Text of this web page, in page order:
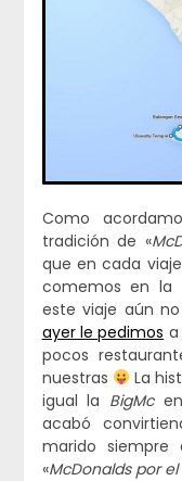
Como
tradición de «
que en cada
comemos en la
este viaje aún
ayer le pedimos a
pocos
nuestras
La
igual la BigMcen
acabó
marido
«McDonalds por